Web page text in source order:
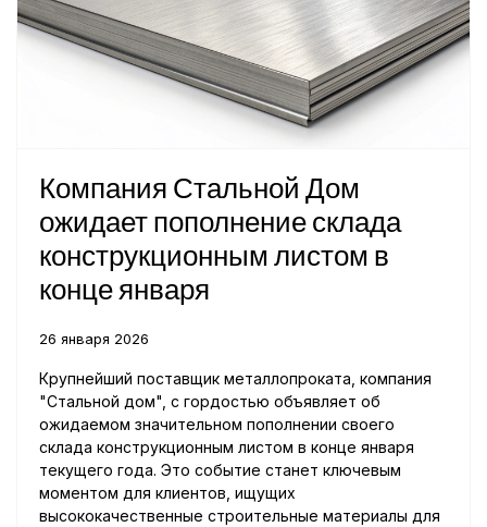
Компания Стальной Дом
ожидает пополнение склада
конструкционным листом в
конце января
26 января 2026
Крупнейший поставщик металлопроката, компания
"Стальной дом", с гордостью объявляет об
ожидаемом значительном пополнении своего
склада конструкционным листом в конце января
текущего года. Это событие станет ключевым
моментом для клиентов, ищущих
высококачественные строительные материалы для